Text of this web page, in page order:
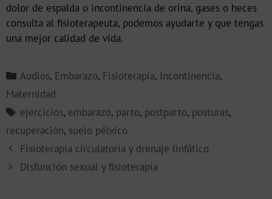
dolor de espalda o incontinencia de orina, gases o heces
consulta al fisioterapeuta, podemos ayudarte y que tengas
una mejor calidad de vida.
Audios, Embarazo, Fisioterapia, Incontinencia,
Maternidad
ejercicios, embarazo, parto, postparto, posturas,
recuperación, suelo pélvico
Fisioterapia circulatoria y drenaje linfático
Disfunción sexual y fisioterapia